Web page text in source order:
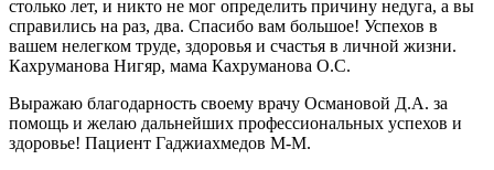
столько лет, и никто не мог определить причину недуга, а вы
справились на раз, два. Спасибо вам большое! Успехов в
вашем нелегком труде, здоровья и счастья в личной жизни.
Кахруманова Нигяр, мама Кахруманова О.С.
Выражаю благодарность своему врачу Османовой Д.А. за
помощь и желаю дальнейших профессиональных успехов и
здоровье! Пациент Гаджиахмедов М-М.